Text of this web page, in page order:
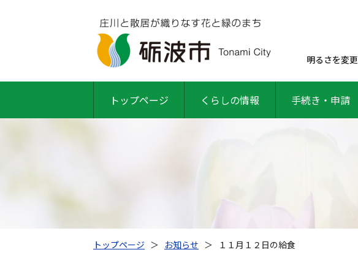
明るさを変更
トップページ くらしの情報 手続き・申請
トップページ ＞ お知らせ ＞ １１月１２日の給食